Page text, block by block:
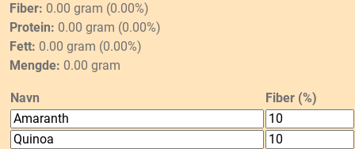
Fiber 0.00 gram (0.00%)
Protein 0.00 gram (0.00%)
Fett 0.00 gram (0.00%)
Mengde 0.00 gram
Navn Fiber (%)